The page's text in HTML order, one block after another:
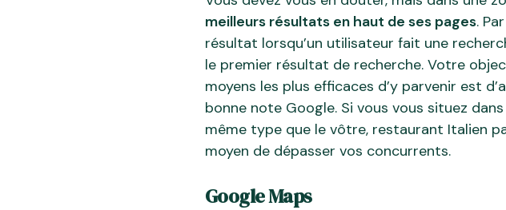
meilleurs résultats en haut de ses pages.
résultat lorsqu’un utilisateur fait une
le premier résultat de recherche. Votre
moyens les plus efficaces d’y parvenir est
bonne note Google. Si vous vous situez
même type que le vôtre, restaurant Italien
moyen de dépasser vos concurrents.
Google Maps